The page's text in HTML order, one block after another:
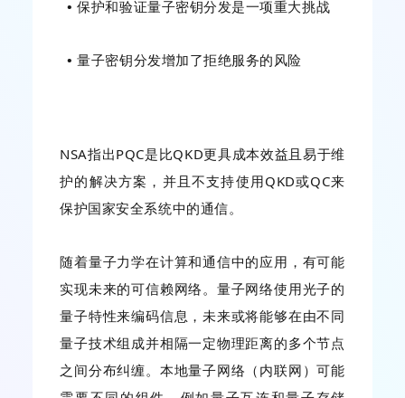
•保护和验证量子密钥分发是一项重大挑战
•量子密钥分发增加了拒绝服务的风险
NSA指出PQC是比QKD更具成本效益且易于维
护的解决方案，并且不支持使用QKD或QC来
保护国家安全系统中的通信。
随着量子力学在计算和通信中的应用，有可能
实现未来的可信赖网络。量子网络使用光子的
量子特性来编码信息，未来或将能够在由不同
量子技术组成并相隔一定物理距离的多个节点
之间分布纠缠。本地量子网络（内联网）可能